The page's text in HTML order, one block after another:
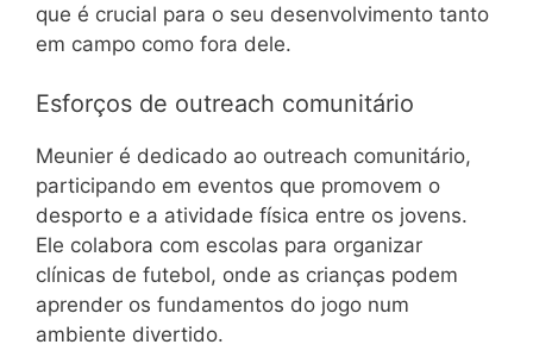
que é crucial para o seu desenvolvimento tanto
em campo como fora dele.
Esforços de outreach comunitário
Meunier é dedicado ao outreach comunitário,
participando em eventos que promovem o
desporto e a atividade física entre os jovens.
Ele colabora com escolas para organizar
clínicas de futebol, onde as crianças podem
aprender os fundamentos do jogo num
ambiente divertido.